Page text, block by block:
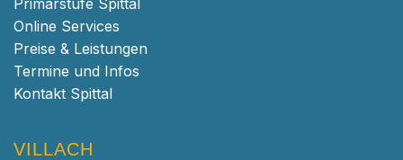
Online Services
Preise & Leistungen
Termine und Infos
Kontakt Spittal
VILLACH